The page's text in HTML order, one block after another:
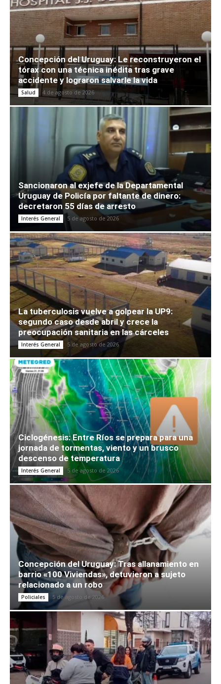
Concepción del Uruguay: Le reconstruyeron el
tórax con una técnica inédita tras grave
accidente y lograron salvarle la vida
Salud 4 de agosto de 2026
Sancionaron al exjefe de la Departamental
Uruguay de Policía por faltante de dinero:
decretaron 55 días de arresto
Interés General 5 de agosto de 2026
La tuberculosis vuelve a golpear la UP9:
segundo caso desde abril y crece la
preocupación sanitaria en las cárceles
Interés General 5 de agosto de 2026
Ciclogénesis: Entre Ríos se prepara para una
jornada de tormentas, viento y un brusco
descenso de temperatura
Interés General 5 de agosto de 2026
Concepción del Uruguay: Tras allanamiento en
barrio «100 Viviendas», detuvieron a sujeto
relacionado a un robo
Policiales 5 de agosto de 2026